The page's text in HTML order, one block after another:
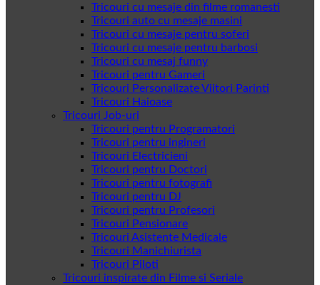
Tricouri cu mesaje din filme romanesti
Tricouri auto cu mesaje masini
Tricouri cu mesaje pentru soferi
Tricouri cu mesaje pentru barbosi
Tricouri cu mesaj funny
Tricouri pentru Gameri
Tricouri Personalizate Viitori Parinti
Tricouri Haioase
Tricouri Job-uri
Tricouri pentru Programatori
Tricouri pentru ingineri
Tricouri Electricieni
Tricouri pentru Doctori
Tricouri pentru fotografi
Tricouri pentru DJ
Tricouri pentru Profesori
Tricouri Pensionare
Tricouri Asistente Medicale
Tricouri Manichiurista
Tricouri Piloti
Tricouri inspirate din Filme si Seriale